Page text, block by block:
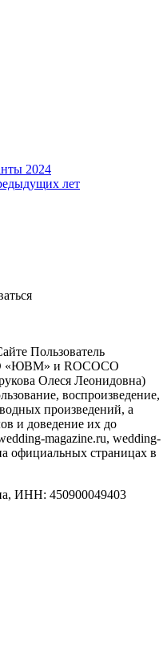
2024
лет
Пользователь
«ЮВМ» и ROCOCO
Олеся Леонидовна)
воспроизведение,
произведений, а
и доведение их до
magazine.ru, wedding-
официальных страницах в
ИНН: 450900049403